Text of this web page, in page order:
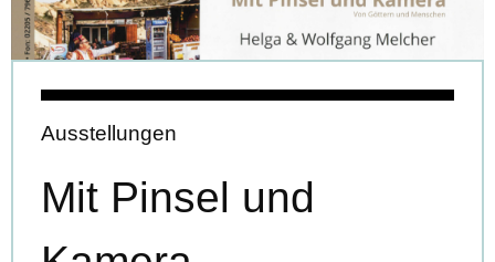
Ausstellungen
Mit Pinsel und